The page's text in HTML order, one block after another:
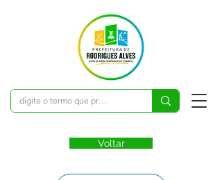
Voltar